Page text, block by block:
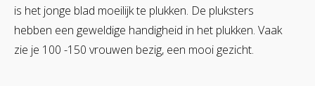
is het jonge blad moeilijk te plukken. De pluksters
hebben een geweldige handigheid in het plukken. Vaak
zie je 100 -150 vrouwen bezig, een mooi gezicht.